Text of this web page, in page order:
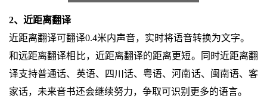
2、近距离翻译
近距离翻译可翻译0.4米内声音，实时将语音转换为文字。
和远距离翻译相比，近距离翻译的距离更短。同时近距离翻
译支持普通话、英语、四川话、粤语、河南话、闽南语、客
家话，未来音书还会继续努力，争取可识别更多的语言。